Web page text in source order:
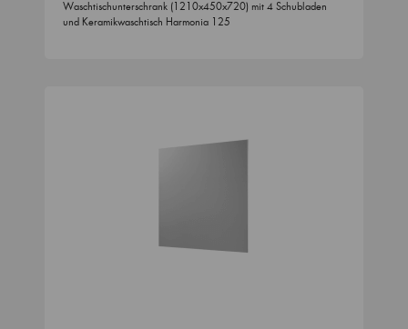
Waschtischunterschrank (1210x450x720) mit 4 Schubladen
und Keramikwaschtisch Harmonia 125